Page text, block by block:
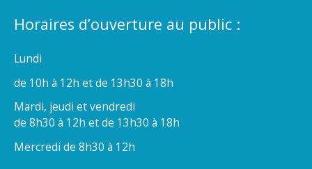
Horaires d’ouverture au public :
Lundi
de 10h à 12h et de 13h30 à 18h
Mardi, jeudi et vendredi
de 8h30 à 12h et de 13h30 à 18h
Mercredi de 8h30 à 12h